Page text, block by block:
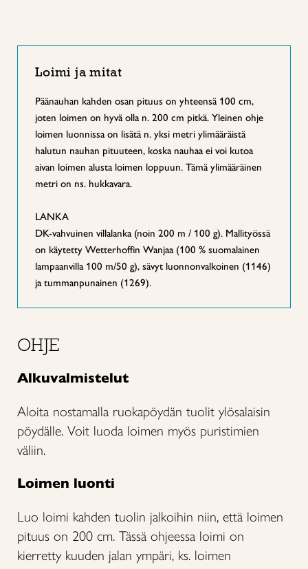
Loimi ja mitat
Päänauhan kahden osan pituus on yhteensä 100 cm,
joten loimen on hyvä olla n. 200 cm pitkä. Yleinen ohje
loimen luonnissa on lisätä n. yksi metri ylimääräistä
halutun nauhan pituuteen, koska nauhaa ei voi kutoa
aivan loimen alusta loimen loppuun. Tämä ylimääräinen
metri on ns. hukkavara.
LANKA
DK-vahvuinen villalanka (noin 200 m / 100 g). Mallityössä
on käytetty Wetterhoffin Wanjaa (100 % suomalainen
lampaanvilla 100 m/50 g), sävyt luonnonvalkoinen (1146)
ja tummanpunainen (1269).
OHJE
Alkuvalmistelut
Aloita nostamalla ruokapöydän tuolit ylösalaisin
pöydälle. Voit luoda loimen myös puristimien
väliin.
Loimen luonti
Luo loimi kahden tuolin jalkoihin niin, että loimen
pituus on 200 cm. Tässä ohjeessa loimi on
kierretty kuuden jalan ympäri, ks. loimen